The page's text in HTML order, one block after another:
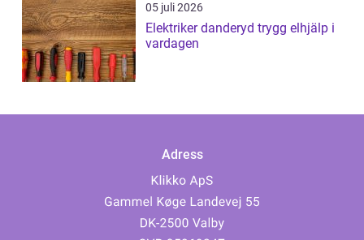
05 juli 2026
Elektriker danderyd trygg elhjälp i
vardagen
Adress